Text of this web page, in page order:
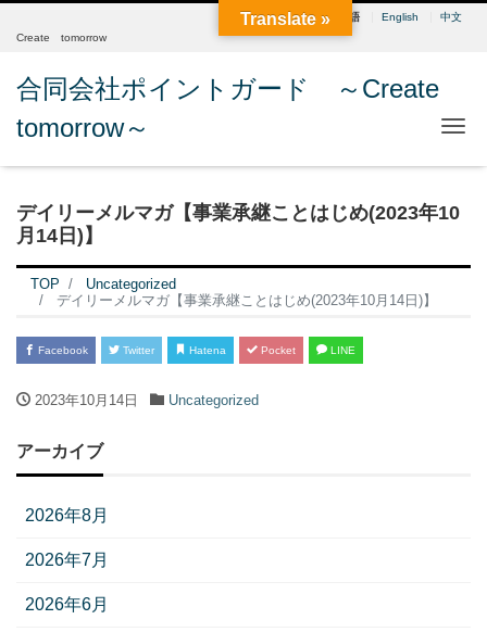
日本語 English
中文
Create tomorrow
合同会社ポイントガード ～Create
tomorrow～
デイリーメルマガ【事業承継ことはじめ(2023年10
月14日)】
TOP
Uncategorized
デイリーメルマガ【事業承継ことはじめ(2023年10月14日)】
Facebook Twitter Hatena Pocket LINE
2023年10月14日 Uncategorized
アーカイブ
2026年8月
2026年7月
2026年6月
Translate »